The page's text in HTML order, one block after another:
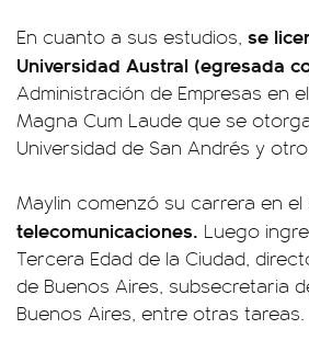
En cuanto a sus estudios, se
Universidad Austral (egresada
Administración de Empresas en
Magna Cum Laude que se
Universidad de San Andrés y otro
Maylin comenzó su carrera en
telecomunicaciones. Luego
Tercera Edad de la Ciudad,
de Buenos Aires, subsecretaria
Buenos Aires, entre otras tareas.